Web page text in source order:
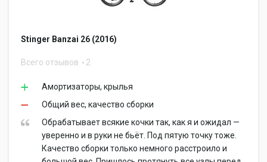
Stinger Banzai 26 (2016)
Всего отзывов 2
Амортизаторы, крылья
Общий вес, качество сборки
Обрабатывает всякие кочки так, как я и ожидал —
уверенно и в руки не бьёт. Под пятую точку тоже.
Качество сборки только немного расстроило и